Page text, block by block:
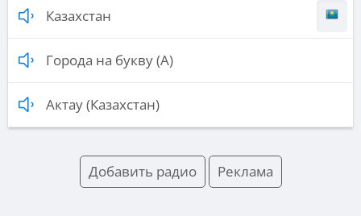
Казахстан
Города на букву (А)
Актау (Казахстан)
Добавить радио Реклама